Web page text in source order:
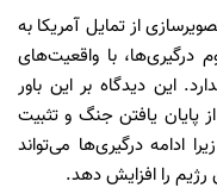
از تمایل آمریکا به
درگیری‌ها، با واقعیت‌های
این دیدگاه بر این باور
پایان یافتن جنگ و تثبیت
ادامه درگیری‌ها می‌تواند
را افزایش دهد.